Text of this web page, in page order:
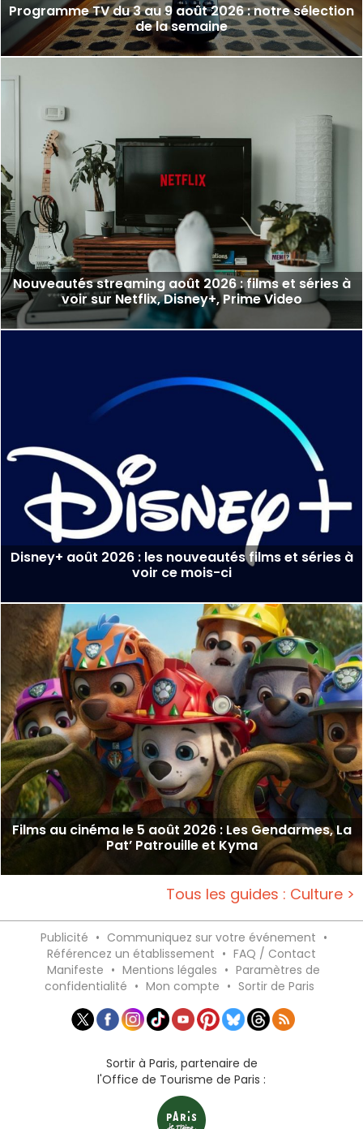
Programme TV du 3 au 9 août 2026 : notre sélection
de la semaine
Nouveautés streaming août 2026 : films et séries à
voir sur Netflix, Disney+, Prime Video
Disney+ août 2026 : les nouveautés films et séries à
voir ce mois-ci
Films au cinéma le 5 août 2026 : Les Gendarmes, La
Pat’ Patrouille et Kyma
Tous les guides : Culture >
Publicité • Communiquez sur votre événement •
Référencez un établissement • FAQ / Contact
Manifeste • Mentions légales • Paramètres de
confidentialité • Mon compte • Sortir de Paris
Sortir à Paris, partenaire de
l'Office de Tourisme de Paris :